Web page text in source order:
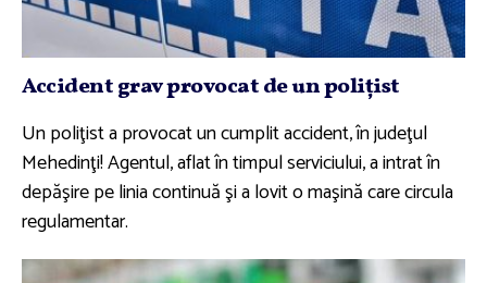
Accident grav provocat de un poliţist
Un poliţist a provocat un cumplit accident, în judeţul
Mehedinţi! Agentul, aflat în timpul serviciului, a intrat în
depăşire pe linia continuă şi a lovit o maşină care circula
regulamentar.